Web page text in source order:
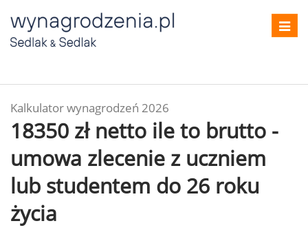
Kalkulator wynagrodzeń 2026
18350 zł netto ile to brutto -
umowa zlecenie z uczniem
lub studentem do 26 roku
życia